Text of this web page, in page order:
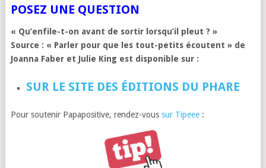
POSEZ UNE QUESTION
« Qu’enfile-t-on avant de sortir lorsqu’il pleut ? »
Source : « Parler pour que les tout-petits écoutent » de
Joanna Faber et Julie King est disponible sur :
SUR LE SITE DES ÉDITIONS DU PHARE
Pour soutenir Papapositive, rendez-vous sur Tipeee: